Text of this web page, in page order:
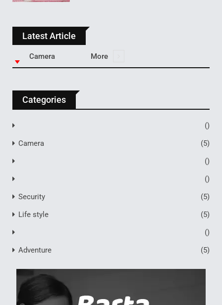
Latest Article
Camera More
Categories
()
Camera
(5)
()
()
Security
(5)
Life style
(5)
()
Adventure
(5)